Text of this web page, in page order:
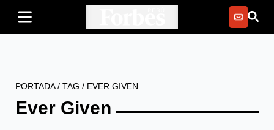
PORTADA/ TAG / EVER GIVEN
Ever Given